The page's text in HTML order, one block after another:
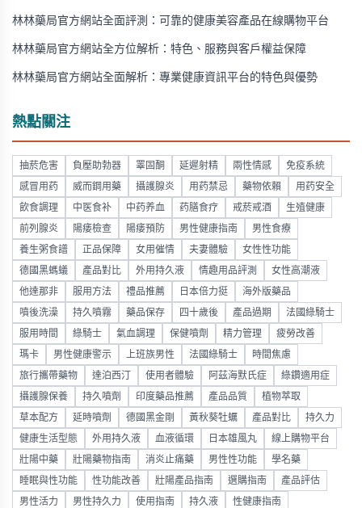
林林藥局官方網站全面評測：可靠的健康美容產品在線購物平台
林林藥局官方網站全方位解析：特色、服務與客戶權益保障
林林藥局官方網站全面解析：專業健康資訊平台的特色與優勢
熱點關注
抽菸危害 負壓助勃器 睪固酮 延遲射精 兩性情感 免疫系統
感冒用药 威而鋼用藥 攝護腺炎 用药禁忌 藥物依賴 用药安全
飲食調理 中医食补 中药养血 药膳食疗 戒菸戒酒 生殖健康
前列腺炎 陽痿檢查 陽痿預防 男性健康指南 男性食療
養生粥食譜 正品保障 女用催情 夫妻體驗 女性性功能
德國黑螞蟻 產品對比 外用持久液 情趣用品評測 女性高潮液
他達那非 服用方法 禮品推薦 日本倍力挺 海外版藥品
噴後洗澡 持久噴霧 藥品保存 四十歲後 產品過期 法國綠騎士
服用時間 綠騎士 氣血調理 保健噴劑 精力管理 疲勞改善
瑪卡 男性健康警示 上班族男性 法國綠騎士 時間焦慮
旅行攜帶藥物 達泊西汀 使用者體驗 阿茲海默氏症 綠鑽適用症
攝護腺保養 持久噴劑 印度藥品推薦 產品品質 植物萃取
草本配方 延時噴劑 德國黑金剛 黃秋葵牡蠣 產品對比 持久力
健康生活型態 外用持久液 血液循環 日本雄風丸 線上購物平台
壯陽中藥 壯陽藥物指南 消炎止痛藥 男性性功能 學名藥
睡眠與性功能 性功能改善 壯陽產品指南 選購指南 產品評估
男性活力 男性持久力 使用指南 持久液 性健康指南